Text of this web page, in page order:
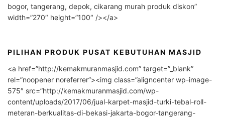
bogor, tangerang, depok, cikarang murah produk diskon”
width=”270″ height=”100″ /></a>
PILIHAN PRODUK PUSAT KEBUTUHAN MASJID
<a href=”http://kemakmuranmasjid.com” target=”_blank”
rel=”noopener noreferrer”><img class=”aligncenter wp-image-
575″ src=”http://kemakmuranmasjid.com/wp-
content/uploads/2017/06/jual-karpet-masjid-turki-tebal-roll-
meteran-berkualitas-di-bekasi-jakarta-bogor-tangerang-